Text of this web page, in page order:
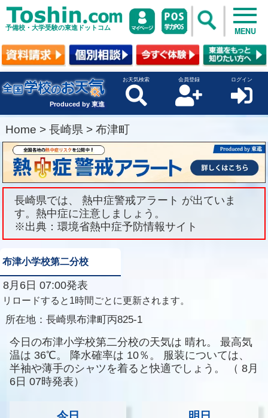
予備校・大学受験の東進ドットコム MENU
Produced by 東進
お天気検索 会員登録 ログイン
Home > 長崎県 > 布津町
長崎県では、 熱中症警戒アラート が出ていま
す。熱中症に注意しましょう。
※出典：環境省熱中症予防情報サイト
布津小学校第二分校
8月6日 07:00発表
リロードすると1時間ごとに更新されます。
所在地： 長崎県布津町丙825-1
今日の布津小学校第二分校の天気は 晴れ。
最高気
温は 36℃。 降水確率は 10％。
服装については、
半袖や薄手のシャツを着ると快適でしょう。
（ 8月
6日 07時発表）